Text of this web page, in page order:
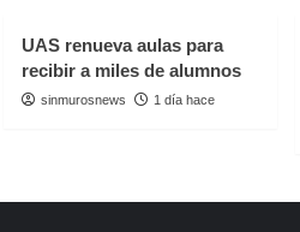
UAS renueva aulas para
recibir a miles de alumnos
sinmurosnews 1 día hace